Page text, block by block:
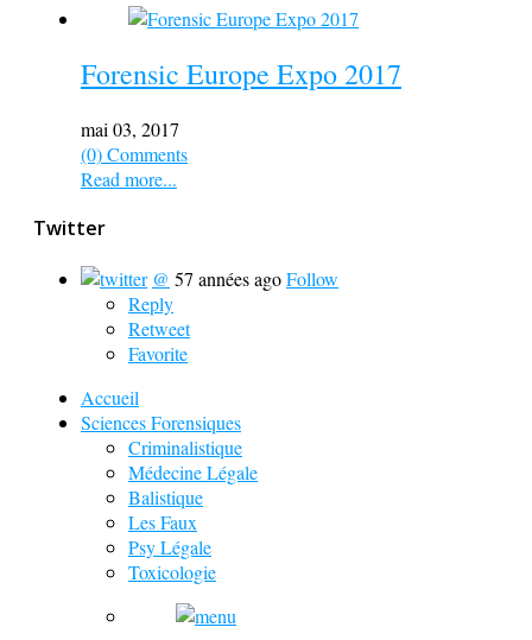
Forensic Europe Expo 2017
mai 03, 2017
(0) Comments
Read more...
Twitter
@ 57 années agoFollow
Reply
Retweet
Favorite
Accueil
Sciences Forensiques
Criminalistique
Médecine Légale
Balistique
Les Faux
Psy Légale
Toxicologie